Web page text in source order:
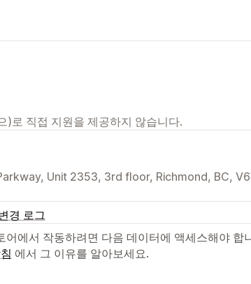
)로 직접 지원을 제공하지 않습니다.
Unit 2353, 3rd floor, Richmond, BC,
경 로그
어에서 작동하려면 다음 데이터에 액세스해야 합
에서 그 이유를 알아보세요.